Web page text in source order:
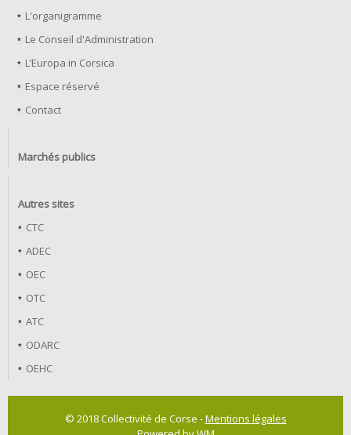
L'organigramme
Le Conseil d'Administration
L’Europa in Corsica
Espace réservé
Contact
Marchés publics
Autres sites
CTC
ADEC
OEC
OTC
ATC
ODARC
OEHC
© 2018 Collectivité de Corse -Mentions légales